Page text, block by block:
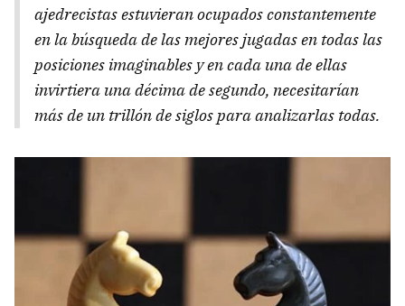
ajedrecistas estuvieran ocupados constantemente
en la búsqueda de las mejores jugadas en todas las
posiciones imaginables y en cada una de ellas
invirtiera una décima de segundo, necesitarían
más de un trillón de siglos para analizarlas todas.